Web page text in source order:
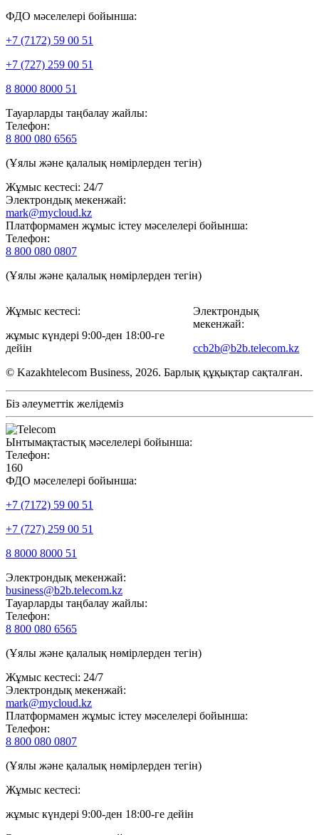
ФДО мәселелері бойынша:
+7 (7172) 59 00 51
+7 (727) 259 00 51
8 8000 8000 51
Тауарларды таңбалау жайлы:
Телефон:
8 800 080 6565
(Ұялы және қалалық нөмірлерден тегін)
Жұмыс кестесі: 24/7
Электрондық мекенжай:
mark@mycloud.kz
Платформамен жұмыс істеу мәселелері бойынша:
Телефон:
8 800 080 0807
(Ұялы және қалалық нөмірлерден тегін)
Жұмыс кестесі:
жұмыс күндері 9:00-ден 18:00-ге
дейін
Электрондық
мекенжай:
ccb2b@b2b.telecom.kz
© Kazakhtelecom Business, 2026. Барлық құқықтар сақталған.
Біз әлеуметтік желідеміз
Ынтымақтастық мәселелері бойынша:
Телефон:
160
ФДО мәселелері бойынша:
+7 (7172) 59 00 51
+7 (727) 259 00 51
8 8000 8000 51
Электрондық мекенжай:
business@b2b.telecom.kz
Тауарларды таңбалау жайлы:
Телефон:
8 800 080 6565
(Ұялы және қалалық нөмірлерден тегін)
Жұмыс кестесі: 24/7
Электрондық мекенжай:
mark@mycloud.kz
Платформамен жұмыс істеу мәселелері бойынша:
Телефон:
8 800 080 0807
(Ұялы және қалалық нөмірлерден тегін)
Жұмыс кестесі:
жұмыс күндері 9:00-ден 18:00-ге дейін